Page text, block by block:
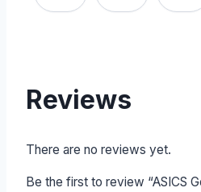
Reviews
There are no reviews yet.
Be the first to review “ASICS